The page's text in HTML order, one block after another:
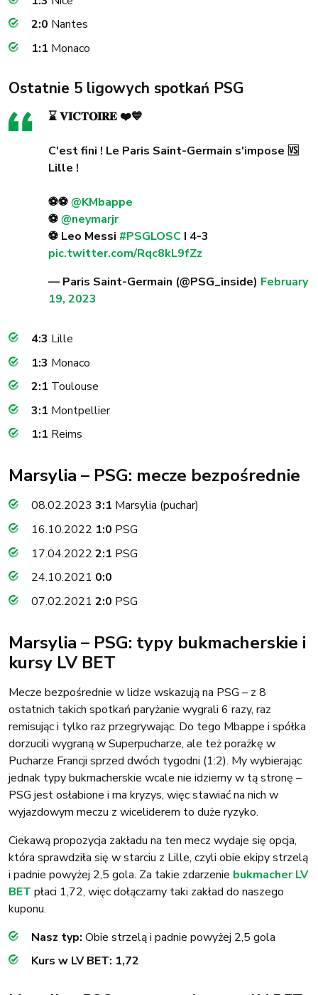
2:0 Nantes
1:1 Monaco
Ostatnie 5 ligowych spotkań PSG
⌛️ 𝐕𝐈𝐂𝐓𝐎𝐈𝐑𝐄 ❤️💙
C'est fini ! Le Paris Saint-Germain s'impose 🆚
Lille !
⚽️⚽️@KMbappe
⚽️@neymarjr
⚽️ Leo Messi #PSGLOSC I 4-3
pic.twitter.com/Rqc8kL9fZz
— Paris Saint-Germain (@PSG_inside) February
19, 2023
4:3 Lille
1:3 Monaco
2:1 Toulouse
3:1 Montpellier
1:1 Reims
Marsylia – PSG: mecze bezpośrednie
08.02.2023 3:1 Marsylia (puchar)
16.10.2022 1:0 PSG
17.04.2022 2:1 PSG
24.10.2021 0:0
07.02.2021 2:0 PSG
Marsylia – PSG: typy bukmacherskie i
kursy LV BET
Mecze bezpośrednie w lidze wskazują na PSG – z 8
ostatnich takich spotkań paryżanie wygrali 6 razy, raz
remisując i tylko raz przegrywając. Do tego Mbappe i spółka
dorzucili wygraną w Superpucharze, ale też porażkę w
Pucharze Francji sprzed dwóch tygodni (1:2). My wybierając
jednak typy bukmacherskie wcale nie idziemy w tą stronę –
PSG jest osłabione i ma kryzys, więc stawiać na nich w
wyjazdowym meczu z wiceliderem to duże ryzyko.
Ciekawą propozycja zakładu na ten mecz wydaje się opcja,
która sprawdziła się w starciu z Lille, czyli obie ekipy strzelą
i padnie powyżej 2,5 gola. Za takie zdarzenie bukmacher LV
BET płaci 1,72, więc dołączamy taki zakład do naszego
kuponu.
Nasz typ: Obie strzelą i padnie powyżej 2,5 gola
Kurs w LV BET: 1,72